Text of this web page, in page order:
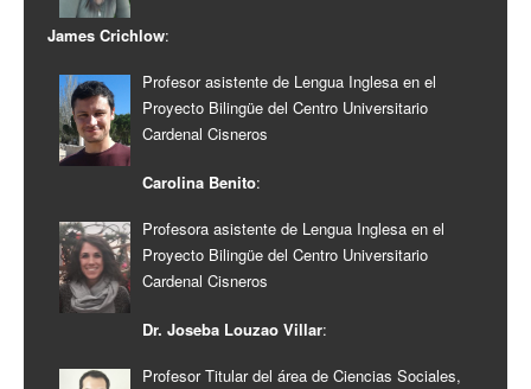
James Crichlow:
Profesor asistente de Lengua Inglesa en el
Proyecto Bilingüe del Centro Universitario
Cardenal Cisneros
Carolina Benito:
Profesora asistente de Lengua Inglesa en el
Proyecto Bilingüe del Centro Universitario
Cardenal Cisneros
Dr. Joseba Louzao Villar:
Profesor Titular del área de Ciencias Sociales,